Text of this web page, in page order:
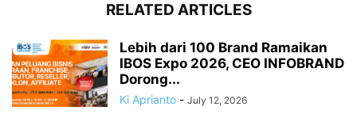
RELATED ARTICLES
Lebih dari 100 Brand Ramaikan
IBOS Expo 2026, CEO INFOBRAND
Dorong...
Ki Aprianto - July 12, 2026